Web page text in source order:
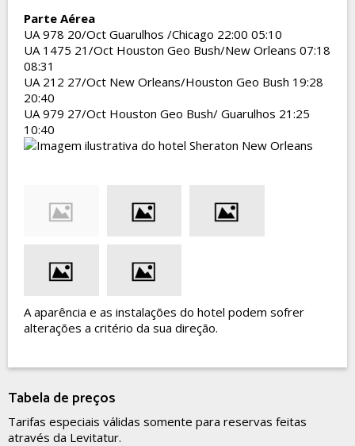
Parte Aérea
UA 978 20/Oct Guarulhos /Chicago 22:00 05:10
UA 1475 21/Oct Houston Geo Bush/New Orleans 07:18
08:31
UA 212 27/Oct New Orleans/Houston Geo Bush 19:28
20:40
UA 979 27/Oct Houston Geo Bush/ Guarulhos 21:25
10:40
A aparência e as instalações do hotel podem sofrer
alterações a critério da sua direção.
Tabela de preços
Tarifas especiais válidas somente para reservas feitas
através da Levitatur.